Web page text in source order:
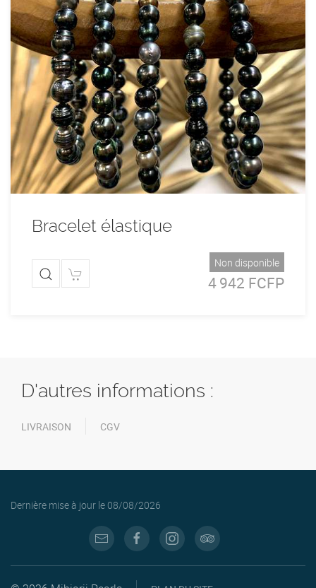
Bracelet élastique
Non disponible
4 942 FCFP
D'autres informations :
LIVRAISON CGV
Dernière mise à jour le 08/08/2026